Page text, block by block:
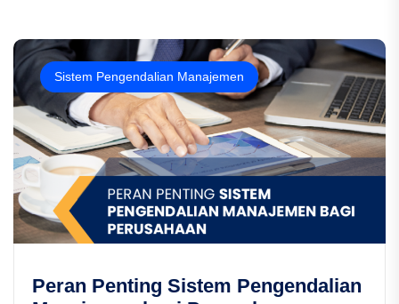
Sistem Pengendalian Manajemen
Peran Penting Sistem Pengendalian